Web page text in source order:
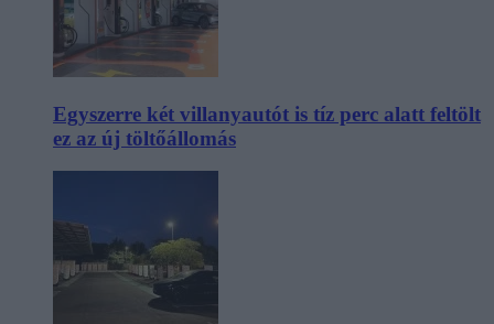
Egyszerre két villanyautót is tíz perc alatt feltölt
ez az új töltőállomás